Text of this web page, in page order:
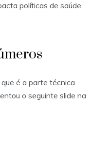
políticas de saúde
é a parte técnica.
o seguinte slide na